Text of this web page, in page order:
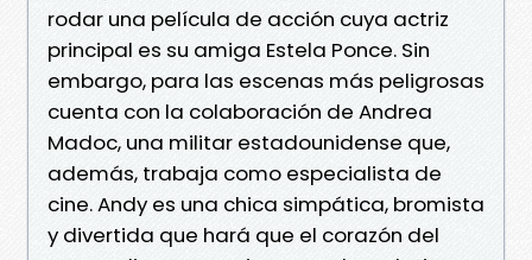
rodar una película de acción cuya actriz
principal es su amiga Estela Ponce. Sin
embargo, para las escenas más peligrosas
cuenta con la colaboración de Andrea
Madoc, una militar estadounidense que,
además, trabaja como especialista de
cine. Andy es una chica simpática, bromista
y divertida que hará que el corazón del